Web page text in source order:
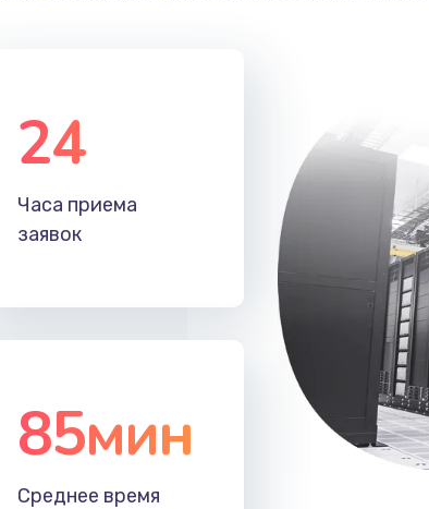
24
Часа приема
заявок
85мин
Среднее время